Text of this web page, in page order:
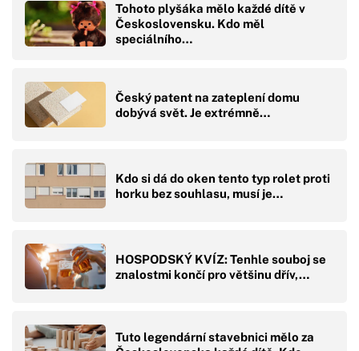
Tohoto plyšáka mělo každé dítě v
Československu. Kdo měl
speciálního…
Český patent na zateplení domu
dobývá svět. Je extrémně…
Kdo si dá do oken tento typ rolet proti
horku bez souhlasu, musí je…
HOSPODSKÝ KVÍZ: Tenhle souboj se
znalostmi končí pro většinu dřív,…
Tuto legendární stavebnici mělo za